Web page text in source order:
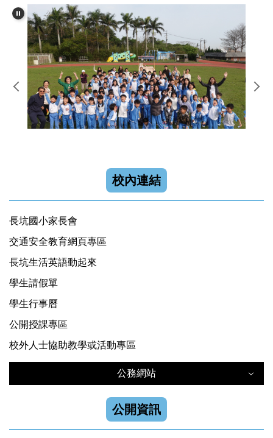
校內連結
長坑國小家長會
交通安全教育網頁專區
長坑生活英語動起來
學生請假單
學生行事曆
公開授課專區
校外人士協助教學或活動專區
公務網站
公務網站
公開資訊